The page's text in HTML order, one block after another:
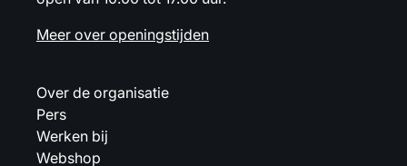
Meer over openingstijden
Over de organisatie
Pers
Werken bij
Webshop